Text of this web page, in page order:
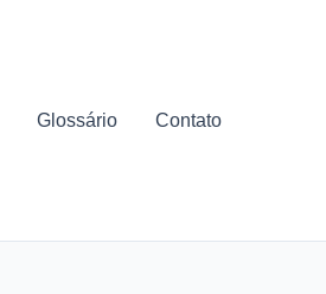
Glossário Contato